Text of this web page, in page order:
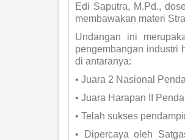
Edi Saputra, M.Pd.,
membawakan materi
Undangan ini
pengembangan industri
di antaranya:
• Juara 2 Nasional
• Juara Harapan II
• Telah sukses
• Dipercaya oleh